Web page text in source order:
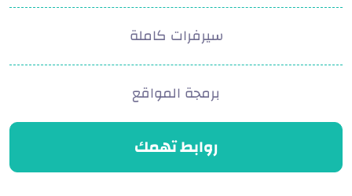
سيرفرات كاملة
برمجة المواقع
روابط تهمك